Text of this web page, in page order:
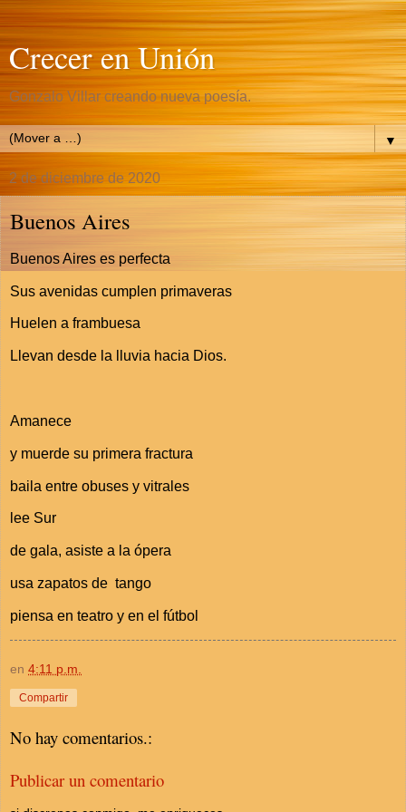
Crecer en Unión
Gonzalo Villar creando nueva poesía.
▼
2 de diciembre de 2020
Buenos Aires
Buenos Aires es perfecta
Sus avenidas cumplen primaveras
Huelen a frambuesa
Llevan desde la lluvia hacia Dios.
Amanece
y muerde su primera fractura
baila entre obuses y vitrales
lee Sur
de gala, asiste a la ópera
usa zapatos de tango
piensa en teatro y en el fútbol
en 4:11 p.m.
Compartir
No hay comentarios.:
Publicar un comentario